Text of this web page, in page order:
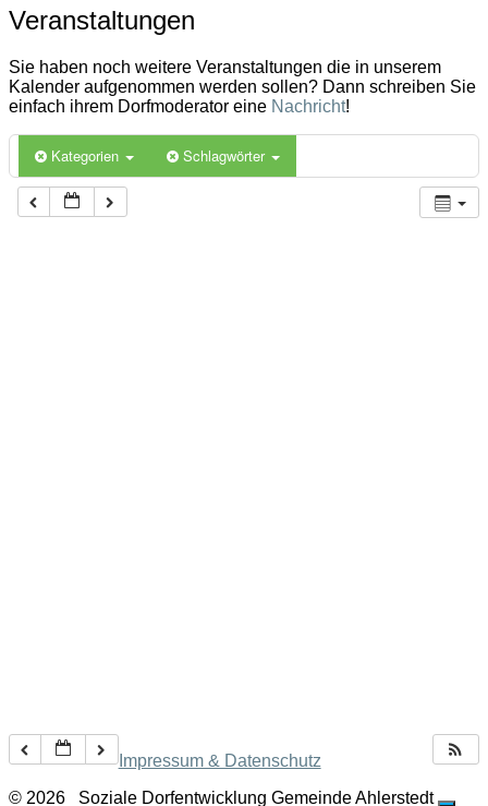
Veranstaltungen
Veranstaltungen
Sie haben noch weitere Veranstaltungen die in unserem
Kalender aufgenommen werden sollen? Dann schreiben Sie
einfach ihrem Dorfmoderator eine Nachricht!
Kategorien Schlagwörter
Impressum & Datenschutz
© 2026
Soziale Dorfentwicklung Gemeinde Ahlerstedt